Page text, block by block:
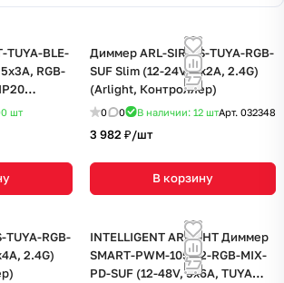
TUYA-BLE-
RGB-
шт
Диммер ARL-SIRIUS-TUYA-RGB-
SUF Slim (12-24V, 3x2A, 2.4G)
(Arlight, Контроллер)
0 0 В наличии: 12 штАрт. 032348
3 982 ₽/шт
В корзину
RGB-
2.4G)
INTELLIGENT ARLIGHT Диммер
SMART-PWM-105-72-RGB-MIX-
PD-SUF (12-48V, 5x6A, TUYA